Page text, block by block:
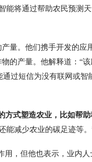
能将通过帮助农民预测
量。他们携手开发的应
的产量。他解释道：“该
过短信为没有联网或智
方式塑造农业，比如帮助
能减少农业的碳足迹等。
用，但他也表示，业内人